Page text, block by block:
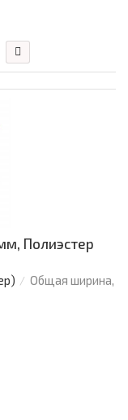
Полиэстер
Общая ширина,